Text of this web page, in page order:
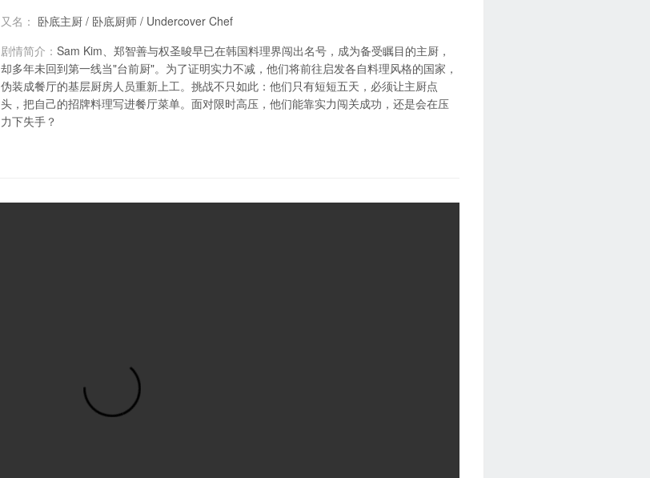
又名： 卧底主厨 / 卧底厨师 / Undercover Chef
剧情简介： Sam Kim、郑智善与权圣晙早已在韩国料理界闯出名号，成为备受瞩目的主厨，
却多年未回到第一线当"台前厨"。为了证明实力不减，他们将前往启发各自料理风格的国家，
伪装成餐厅的基层厨房人员重新上工。挑战不只如此：他们只有短短五天，必须让主厨点
头，把自己的招牌料理写进餐厅菜单。面对限时高压，他们能靠实力闯关成功，还是会在压
力下失手？